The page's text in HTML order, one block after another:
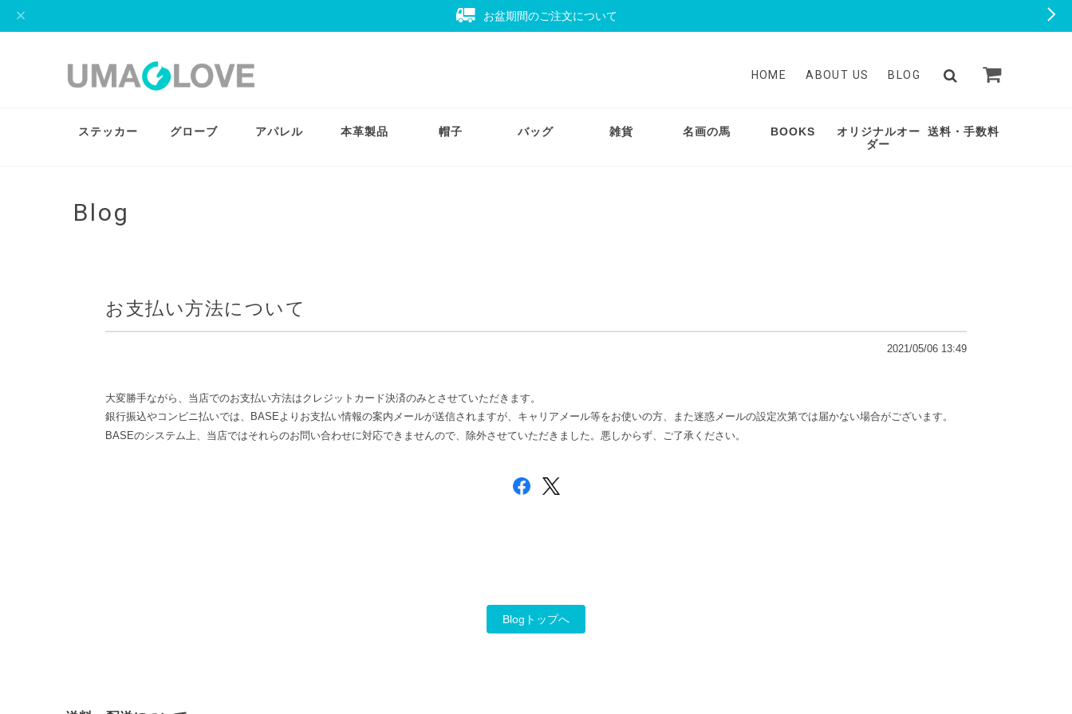
お盆期間のご注文について
HOME ABOUT US BLOG
ステッカー グローブ アパレル 本革製品 帽子 バッグ 雑貨 名画の馬 BOOKS
オリジナルオー
ダー
送料・手数料
Blog
お支払い方法について
2021/05/06 13:49
大変勝手ながら、当店でのお支払い方法はクレジットカード決済のみとさせていただきます。
銀行振込やコンビニ払いでは、BASEよりお支払い情報の案内メールが送信されますが、キャリアメール等をお使いの方、また迷惑メールの設定次第では届かない場合がございます。
BASEのシステム上、当店ではそれらのお問い合わせに対応できませんので、除外させていただきました。悪しからず、ご了承ください。
Blogトップへ